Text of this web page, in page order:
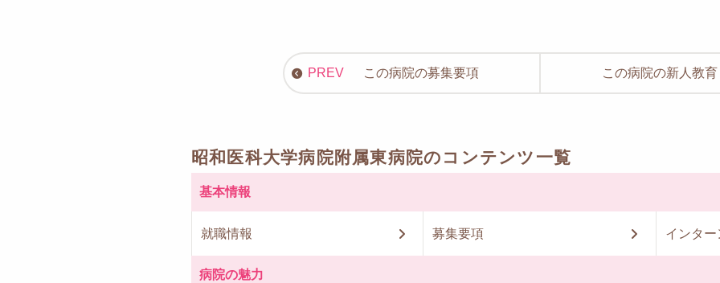
この病院の募集要項 この病院の新人教育
昭和医科大学病院附属東病院のコンテンツ一覧
基本情報
就職情報 募集要項 インタ
病院の魅力